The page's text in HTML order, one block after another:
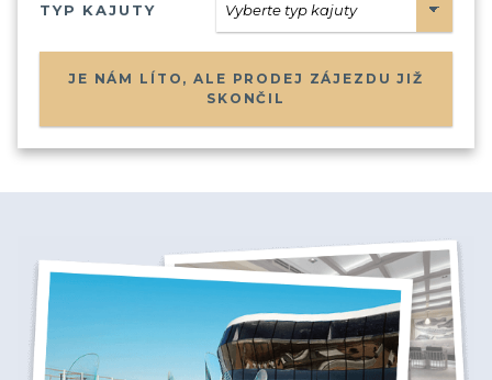
TYP KAJUTY
JE NÁM LÍTO, ALE PRODEJ ZÁJEZDU JIŽ
SKONČIL